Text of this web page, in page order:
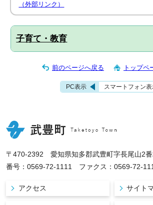
（外部リンク）
子育て・教育
前のページへ戻る トップペ
PC表示 スマートフォン
〒470-2392 愛知県知多郡武豊町字長尾山2
番号：0569-72-1111 ファクス：0569-72-
アクセス サイト